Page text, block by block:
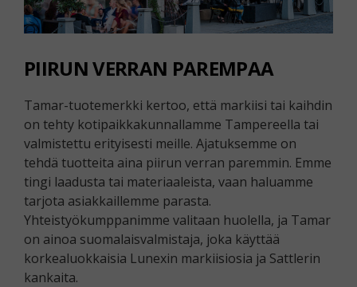
PIIRUN VERRAN PAREMPAA
Tamar-tuotemerkki kertoo, että markiisi tai kaihdin
on tehty kotipaikkakunnallamme Tampereella tai
valmistettu erityisesti meille. Ajatuksemme on
tehdä tuotteita aina piirun verran paremmin. Emme
tingi laadusta tai materiaaleista, vaan haluamme
tarjota asiakkaillemme parasta.
Yhteistyökumppanimme valitaan huolella, ja Tamar
on ainoa suomalaisvalmistaja, joka käyttää
korkealuokkaisia Lunexin markiisiosia ja Sattlerin
kankaita.